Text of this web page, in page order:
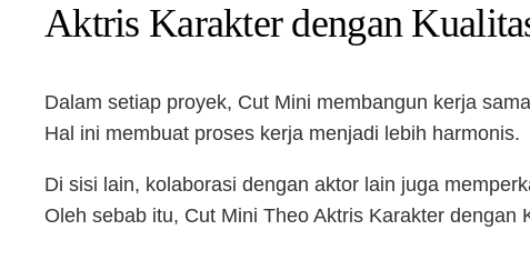
Aktris Karakter dengan
Dalam setiap proyek, Cut Mini membangun kerja
Hal ini membuat proses kerja menjadi lebih harmonis.
Di sisi lain, kolaborasi dengan aktor lain juga
Oleh sebab itu, Cut Mini Theo Aktris Karakter